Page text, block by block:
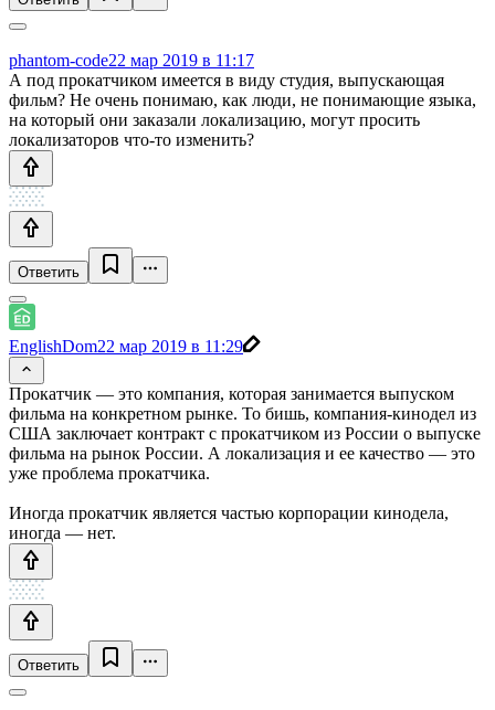
phantom-code22 мар 2019 в 11:17
А под прокатчиком имеется в виду студия, выпускающая
фильм? Не очень понимаю, как люди, не понимающие языка,
на который они заказали локализацию, могут просить
локализаторов что-то изменить?
Ответить
EnglishDom22 мар 2019 в 11:29
Прокатчик — это компания, которая занимается выпуском
фильма на конкретном рынке. То бишь, компания-кинодел из
США заключает контракт с прокатчиком из России о выпуске
фильма на рынок России. А локализация и ее качество — это
уже проблема прокатчика.
Иногда прокатчик является частью корпорации кинодела,
иногда — нет.
Ответить